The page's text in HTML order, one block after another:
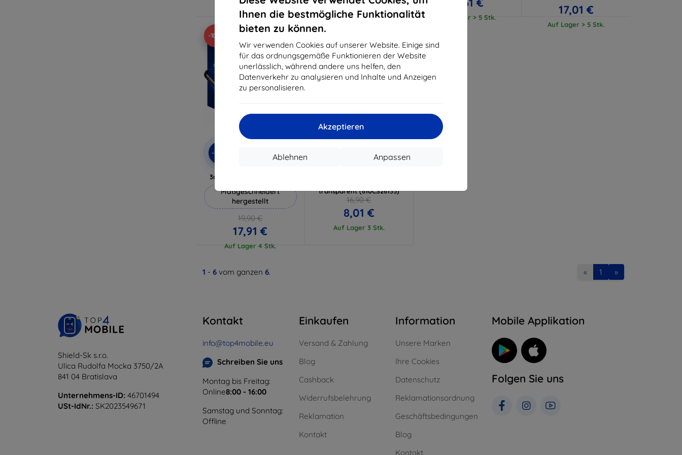
Ihnen die bestmögliche Funktionalität
bieten zu können.
Wir verwenden Cookies auf unserer Website. Einige sind
für das ordnungsgemäße Funktionieren der Website
unerlässlich, während andere uns helfen, den
Datenverkehr zu analysieren und Inhalte und Anzeigen
zu personalisieren.
Akzeptieren
Anpassen
Ablehnen
Auf Lager 3 Stk. Auf Lager > 5 Stk. Auf Lager > 5 Stk.
17,01 €
Auf Lager > 5 Stk.
-10%
-10% EXTRA10
3mk Hammer Schutzfolie
Maßgeschneidert
hergestellt
19,90 €
17,91 €
Auf Lager 4 Stk.
Gutschein
transparent (610CS26135)
16,90 €
8,01 €
Auf Lager 3 Stk.
1 - 6 vom ganzen 6. « 1 »
Shield-Sk s.r.o.
Ulica Rudolfa Mocka 3750/2A
841 04 Bratislava
Unternehmens-ID: 46701494
USt-IdNr.: SK2023549671
Kontakt
info@top4mobile.eu
Schreiben Sie uns
Montag bis Freitag:
Online8:00 - 16:00
Samstag und Sonntag:
Offline
Einkaufen
Versand & Zahlung
Blog
Cashback
Widerrufsbelehrung
Reklamation
Kontakt
Information
Unsere Marken
Ihre Cookies
Datenschutz
Reklamationsordnung
Geschäftsbedingungen
Blog
Kontakt
Mobile Applikation
Folgen Sie uns